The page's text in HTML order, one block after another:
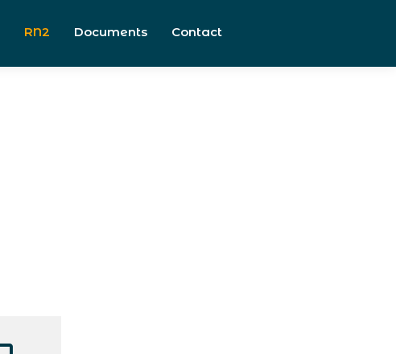
RN2 Documents Contact